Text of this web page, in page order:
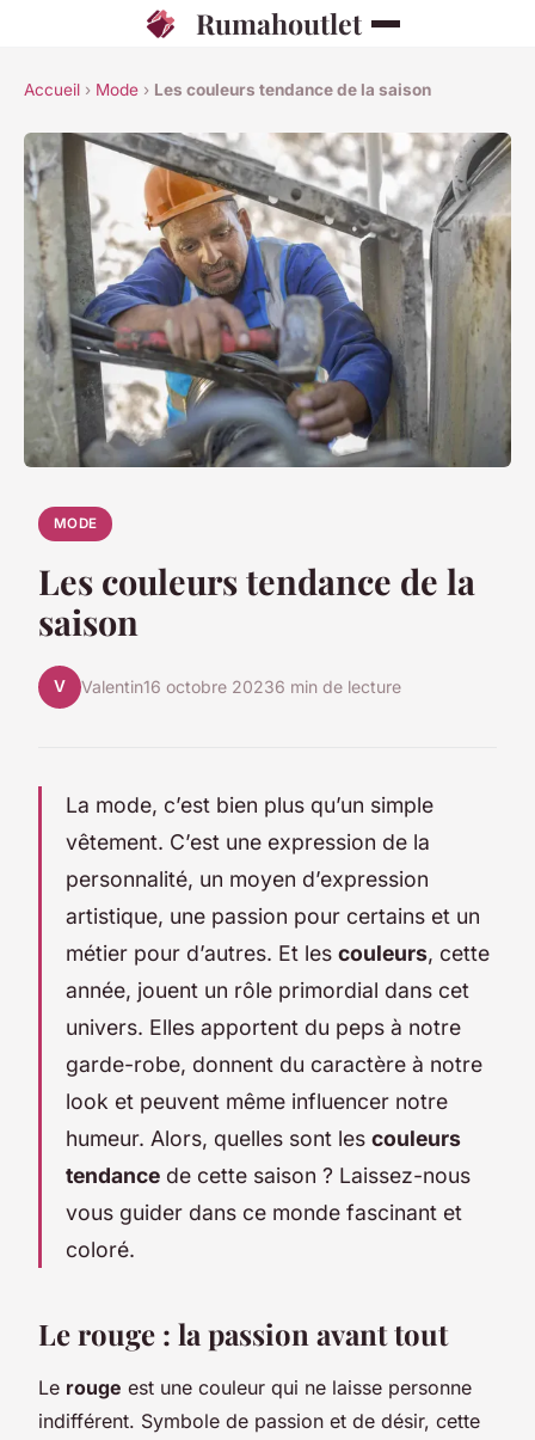
Rumahoutlet
Accueil › Mode › Les couleurs tendance de la saison
MODE
Les couleurs tendance de la
saison
V Valentin16 octobre 20236 min de lecture
La mode, c’est bien plus qu’un simple
vêtement. C’est une expression de la
personnalité, un moyen d’expression
artistique, une passion pour certains et un
métier pour d’autres. Et les couleurs, cette
année, jouent un rôle primordial dans cet
univers. Elles apportent du peps à notre
garde-robe, donnent du caractère à notre
look et peuvent même influencer notre
humeur. Alors, quelles sont les couleurs
tendance de cette saison ? Laissez-nous
vous guider dans ce monde fascinant et
coloré.
Le rouge : la passion avant tout
Le rouge est une couleur qui ne laisse personne
indifférent. Symbole de passion et de désir, cette